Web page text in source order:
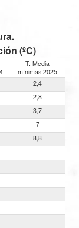
(ºC)
T. Media
mínimas 2025
2,4
2,8
3,7
7
8,8